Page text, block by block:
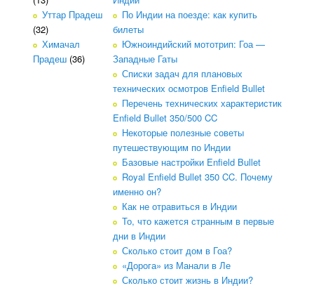
Уттар Прадеш
(32)
Химачал
Прадеш (36)
По Индии на поезде: как купить
билеты
Южноиндийский мототрип: Гоа —
Западные Гаты
Списки задач для плановых
технических осмотров Enfield Bullet
Перечень технических характеристик
Enfield Bullet 350/500 CC
Некоторые полезные советы
путешествующим по Индии
Базовые настройки Enfield Bullet
Royal Enfield Bullet 350 CC. Почему
именно он?
Как не отравиться в Индии
То, что кажется странным в первые
дни в Индии
Сколько стоит дом в Гоа?
«Дорога» из Манали в Ле
Сколько стоит жизнь в Индии?